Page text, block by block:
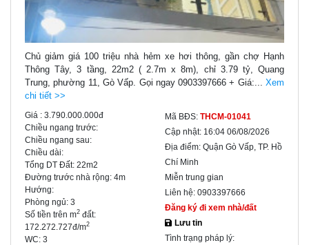
Chủ giảm giá 100 triệu nhà hẻm xe hơi thông, gần chợ Hạnh
Thông Tây, 3 tầng, 22m2 ( 2.7m x 8m), chỉ 3.79 tỷ, Quang
Trung, phường 11, Gò Vấp. Gọi ngay 0903397666 + Giá:... Xem
chi tiết >>
Giá : 3.790.000.000đ
Chiều ngang trước:
Chiều ngang sau:
Chiều dài:
Tổng DT Đất: 22m2
Đường trước nhà rộng: 4m
Hướng:
Phòng ngủ: 3
Số tiền trên m2 đất:
172.272.727đ/m2
WC: 3
Mã BĐS: THCM-01041
Cập nhật: 16:04 06/08/2026
Địa điểm: Quận Gò Vấp, TP. Hồ
Chí Minh
Miễn trung gian
Liên hệ: 0903397666
Đăng ký đi xem nhà/đất
Lưu tin
Tình trạng pháp lý: